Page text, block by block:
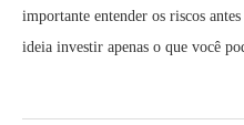
importante entender os riscos
ideia investir apenas o que você